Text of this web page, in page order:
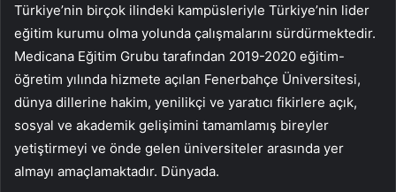
Türkiye’nin birçok ilindeki kampüsleriyle Türkiye’nin lider
eğitim kurumu olma yolunda çalışmalarını sürdürmektedir.
Medicana Eğitim Grubu tarafından 2019-2020 eğitim-
öğretim yılında hizmete açılan Fenerbahçe Üniversitesi,
dünya dillerine hakim, yenilikçi ve yaratıcı fikirlere açık,
sosyal ve akademik gelişimini tamamlamış bireyler
yetiştirmeyi ve önde gelen üniversiteler arasında yer
almayı amaçlamaktadır. Dünyada.